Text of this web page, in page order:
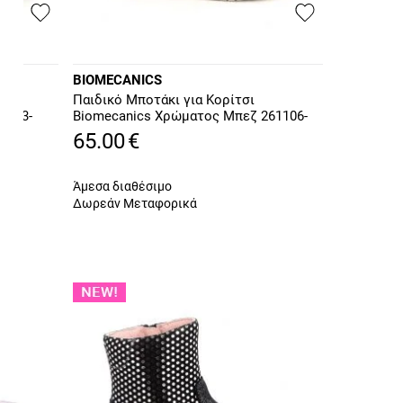
BIOMECANICS
Παιδικό Μποτάκι για Κορίτσι
Biomecanics Χρώματος Μπεζ 261106-
C695
65.00€
Άμεσα διαθέσιμο
Δωρεάν Μεταφορικά